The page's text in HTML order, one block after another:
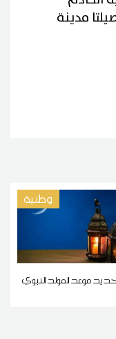
مدينة
وطنية
موعد المولد النبوي